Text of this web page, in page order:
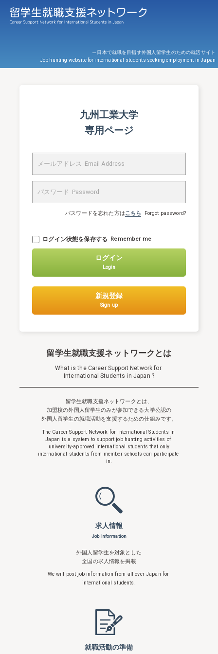
─ 日本で就職を目指す外国人留学生のための就活サイト
Job hunting website for international students seeking employment in Japan
九州工業大学
専用ページ
パスワードを忘れた方はこちら Forgot password?
ログイン状態を保存する Remember me
ログイン
Login
新規登録
Sign up
留学生就職支援ネットワークとは
What is the Career Support Network for
International Students in Japan ?
留学生就職支援ネットワークとは、
加盟校の外国人留学生のみが参加できる大学公認の
外国人留学生の就職活動を支援するための仕組みです。
The Career Support Network for International Students in
Japan is a system to supportjob hunting activities of
university-approved international students that only
international students from member schools can participate
in.
求人情報
Job Information
外国人留学生を対象とした
全国の求人情報を掲載
We will post job information from all over Japan for
international students.
就職活動の準備